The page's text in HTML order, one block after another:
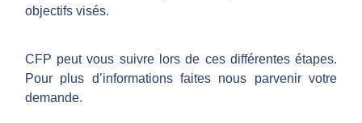
objectifs visés.
CFP peut vous suivre lors de ces différentes étapes.
Pour plus d’informations faites nous parvenir votre
demande.